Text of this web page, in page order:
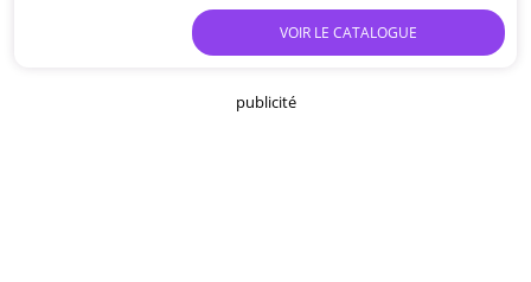
VOIR LE CATALOGUE
publicité